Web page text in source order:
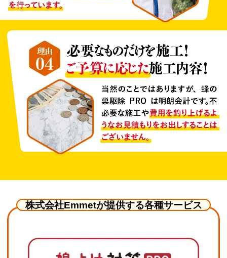
株式会社Emmetが提供する各種サービス